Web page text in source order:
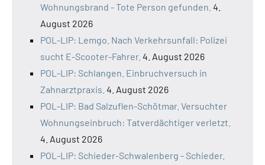
Wohnungsbrand - Tote Person gefunden. 4.
August 2026
POL-LIP: Lemgo. Nach Verkehrsunfall: Polizei
sucht E-Scooter-Fahrer. 4. August 2026
POL-LIP: Schlangen. Einbruchversuch in
Zahnarztpraxis. 4. August 2026
POL-LIP: Bad Salzuflen-Schötmar. Versuchter
Wohnungseinbruch: Tatverdächtiger verletzt.
4. August 2026
POL-LIP: Schieder-Schwalenberg - Schieder.